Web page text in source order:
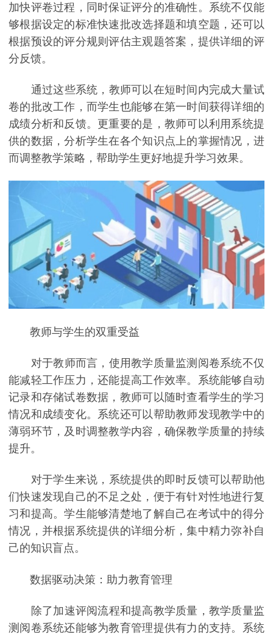
加快评卷过程，同时保证评分的准确性。系统不仅能
够根据设定的标准快速批改选择题和填空题，还可以
根据预设的评分规则评估主观题答案，提供详细的评
分反馈。
通过这些系统，教师可以在短时间内完成大量试
卷的批改工作，而学生也能够在第一时间获得详细的
成绩分析和反馈。更重要的是，教师可以利用系统提
供的数据，分析学生在各个知识点上的掌握情况，进
而调整教学策略，帮助学生更好地提升学习效果。
教师与学生的双重受益
对于教师而言，使用教学质量监测阅卷系统不仅
能减轻工作压力，还能提高工作效率。系统能够自动
记录和存储试卷数据，教师可以随时查看学生的学习
情况和成绩变化。系统还可以帮助教师发现教学中的
薄弱环节，及时调整教学内容，确保教学质量的持续
提升。
对于学生来说，系统提供的即时反馈可以帮助他
们快速发现自己的不足之处，便于有针对性地进行复
习和提高。学生能够清楚地了解自己在考试中的得分
情况，并根据系统提供的详细分析，集中精力弥补自
己的知识盲点。
数据驱动决策：助力教育管理
除了加速评阅流程和提高教学质量，教学质量监
测阅卷系统还能够为教育管理提供有力的支持。系统